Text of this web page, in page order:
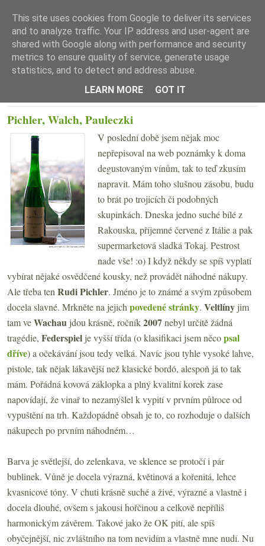
☰ Menu
Pichler, Walch, Pauleczki
V poslední době jsem nějak moc
nepřepisoval na web poznámky k doma
degustovaným vínům, tak to teď zkusím
napravit. Mám toho slušnou zásobu, budu
to brát po trojicích či podobných
skupinkách. Dneska jedno suché bílé z
Rakouska, příjemné červené z Itálie a pak
supermarketová sladká Tokaj. Pestrost
nade vše! :o) I když někdy se spíš vyplatí
vybírat nějaké osvědčené kousky, než provádět náhodné nákupy.
Ale třeba ten Rudi Pichler. Jméno je to známé a svým způsobem
docela slavné. Mrkněte na jejich povedené stránky. Veltlíny jim
tam veWachau jdou krásně, ročník2007nebyl určitě žádná
tragédie, Federspiel je vyšší třída (o klasifikaci jsem něcopsal
dříve) a očekávání jsou tedy velká. Navíc jsou tyhle vysoké lahve,
pistole, tak nějak lákavější než klasické bordó, alespoň já to tak
mám. Pořádná kovová záklopka a plný kvalitní korek zase
napovídají, že vinař to nezamýšlel k vypití v prvním půlroce od
vypuštění na trh. Každopádně obsah je to, co rozhoduje o dalších
nákupech po prvním náhodném…
Barva je světlejší, do zelenkava, ve sklence se protočí i pár
bublinek. Vůně je docela výrazná, květinová a kořenitá, lehce
kvasnicové tóny. V chuti krásně suché a živé, výrazné a vlastně i
docela dlouhé, ovšem s jakousi hořčinou a celkově nepříliš
harmonickým závěrem. Takové jako že OK pití, ale spíš
obyčejnější, nic zvláštního na tom nevidím a vlastně mne nudí. Nu
This site uses cookies from Google to deliver its services
and to analyze traffic. Your IP address and user-agent are
shared with Google along with performance and security
metrics to ensure quality of service, generate usage
statistics, and to detect and address abuse.
LEARN MORE
GOT IT